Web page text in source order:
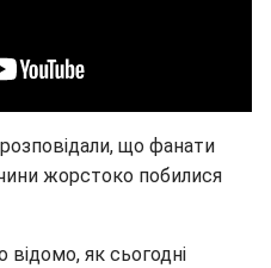
що фанати
жорстоко побилися
як сьогодні